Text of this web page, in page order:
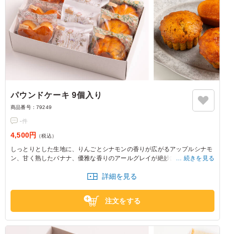
パウンドケーキ 9個入り
商品番号： 79249
-件
4,500円 （税込）
しっとりとした生地に、りんごとシナモンの香りが広がるアップルシナモ
ン、甘く熟したバナナ、優雅な香りのアールグレイが絶妙に組み合わさっ
さい。
続きを見る
詳細を見る
注文をする